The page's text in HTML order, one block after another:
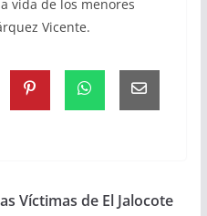
vida de los menores
Vicente.
Víctimas de El Jalocote